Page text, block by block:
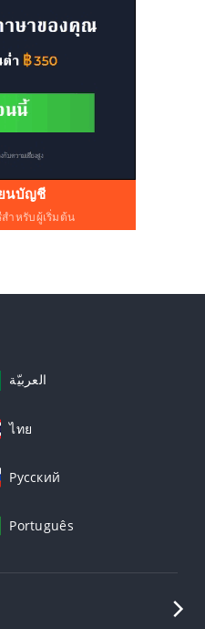
นบัญชี
ำหรับผู้เริ่มต้น
العربيّة
ไทย
Русский
Português